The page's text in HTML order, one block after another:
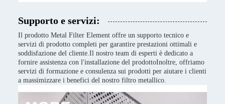
Supporto e servizi:
Il prodotto Metal Filter Element offre un supporto tecnico e
servizi di prodotto completi per garantire prestazioni ottimali e
soddisfazione del cliente.Il nostro team di esperti è dedicato a
fornire assistenza con l'installazione del prodottoInoltre, offriamo
servizi di formazione e consulenza sui prodotti per aiutare i clienti
a massimizzare i benefici del nostro filtro metallico.